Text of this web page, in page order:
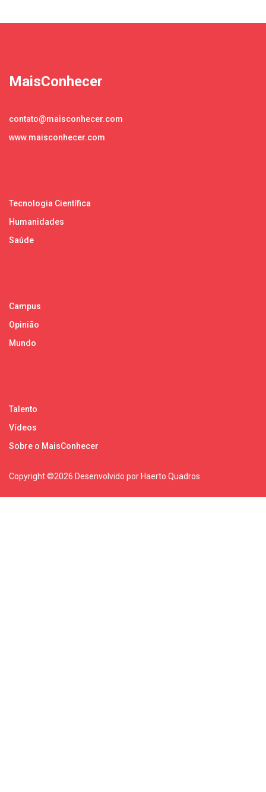
MaisConhecer
contato@maisconhecer.com
www.maisconhecer.com
Tecnologia Científica
Humanidades
Saúde
Campus
Opinião
Mundo
Talento
Vídeos
Sobre o MaisConhecer
Copyright ©2026 Desenvolvido por Haerto Quadros